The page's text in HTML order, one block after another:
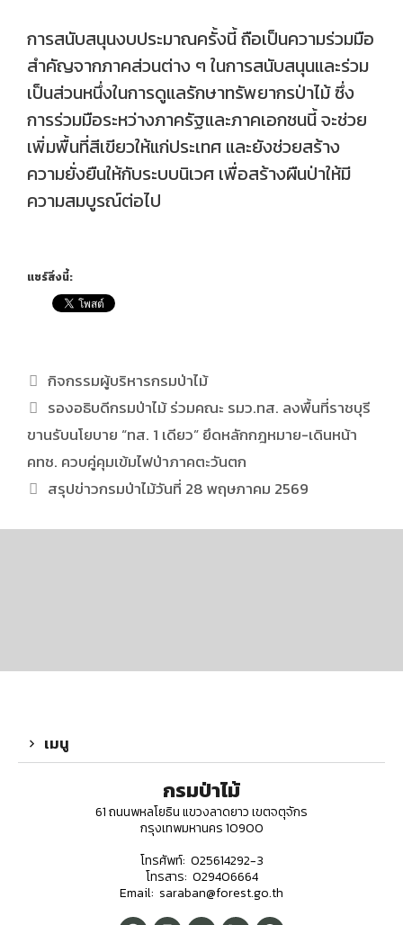
การสนับสนุนงบประมาณครั้งนี้ ถือเป็นความร่วมมือ
สำคัญจากภาคส่วนต่าง ๆ ในการสนับสนุนและร่วม
เป็นส่วนหนึ่งในการดูแลรักษาทรัพยากรป่าไม้ ซึ่ง
การร่วมมือระหว่างภาครัฐและภาคเอกชนนี้ จะช่วย
เพิ่มพื้นที่สีเขียวให้แก่ประเทศ และยังช่วยสร้าง
ความยั่งยืนให้กับระบบนิเวศ เพื่อสร้างผืนป่าให้มี
ความสมบูรณ์ต่อไป
แชร์สิ่งนี้:
กิจกรรมผู้บริหารกรมป่าไม้
รองอธิบดีกรมป่าไม้ ร่วมคณะ รมว.ทส. ลงพื้นที่ราชบุรี
ขานรับนโยบาย “ทส. 1 เดียว” ยึดหลักกฎหมาย-เดินหน้า
คทช. ควบคู่คุมเข้มไฟป่าภาคตะวันตก
สรุปข่าวกรมป่าไม้วันที่ 28 พฤษภาคม 2569
เมนู
กรมป่าไม้
61 ถนนพหลโยธิน แขวงลาดยาว เขตจตุจักร
กรุงเทพมหานคร 10900
โทรศัพท์: 025614292-3
โทรสาร: 029406664
Email: saraban@forest.go.th